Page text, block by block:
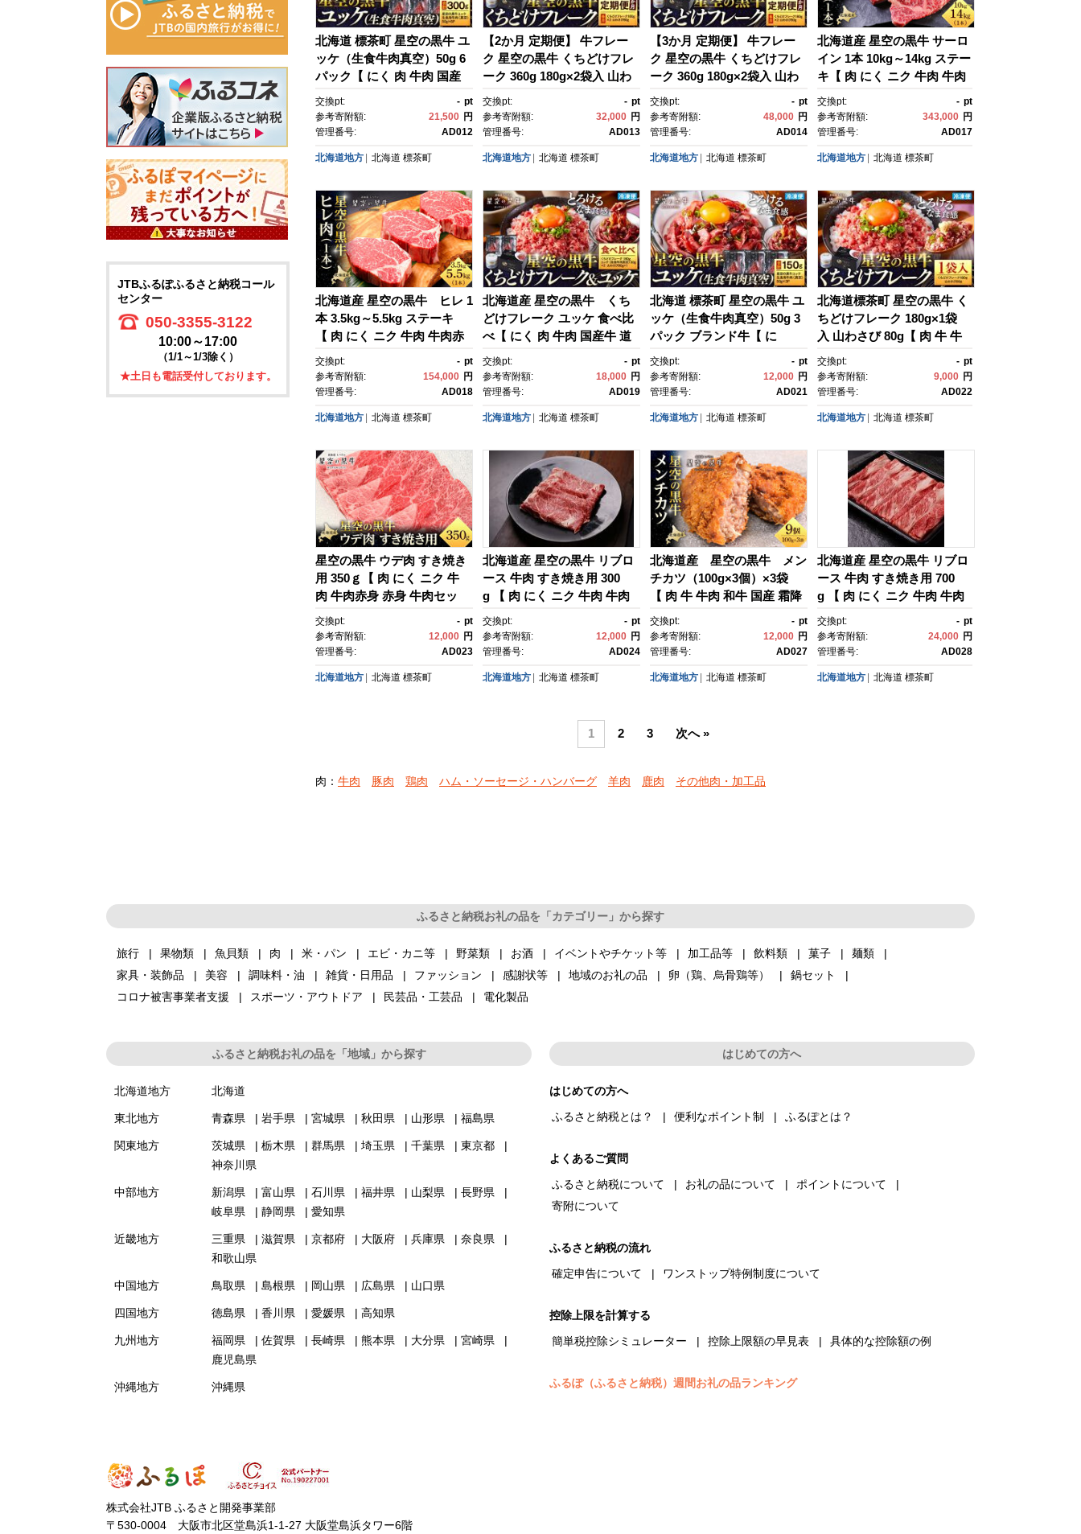
北海道 標茶町 星空の黒牛 ユ
ッケ（生食牛肉真空）50g 6
パック【 にく 肉 牛肉 国産
牛 道産牛 贅沢 真空 生食
用 標茶町 北海道 】
交換pt: - pt
参考寄附額:
21,500 円
管理番号:
AD012
北海道地方 北海道 標茶町
【2か月 定期便】 牛フレー
ク 星空の黒牛 くちどけフレ
ーク 360g 180g×2袋入 山わ
さび 80g【 肉 牛 牛肉 和
牛 国産 霜降り 冷凍 どんぶ
り 丼 人気 ちらし寿司 冷
牛 トロ ふりかけ 標茶町 北海
交換pt: - pt
参考寄附額:
32,000 円
管理番号:
AD013
北海道地方 北海道 標茶町
【3か月 定期便】 牛フレー
ク 星空の黒牛 くちどけフレ
ーク 360g 180g×2袋入 山わ
さび 80g【 肉 牛 牛肉 和
牛 国産 霜降り 冷凍 どんぶ
り 丼 人気 ちらし寿司 冷
牛 トロ ふりかけ 標茶町 北海
交換pt: - pt
参考寄附額:
48,000 円
管理番号:
AD014
北海道地方 北海道 標茶町
北海道産 星空の黒牛 サーロ
イン 1本 10kg～14kg ステー
キ【 肉 にく ニク 牛肉 牛肉
赤身 赤身 牛肉セット バーベ
キュー 冷凍牛肉 贅沢牛肉 国
産牛肉 北海道産牛肉 道産牛
茶町 北海道 】
交換pt: - pt
参考寄附額:
343,000 円
管理番号:
AD017
北海道地方 北海道 標茶町
北海道産 星空の黒牛 ヒレ 1
本 3.5kg～5.5kg ステーキ
【 肉 にく ニク 牛肉 牛肉赤
身 赤身 牛肉セット バーベキ
ュー 冷凍牛肉 贅沢牛肉 国産
牛肉 北海道産牛肉 道産牛
町 北海道 】
交換pt: - pt
参考寄附額:
154,000 円
管理番号:
AD018
北海道地方 北海道 標茶町
北海道産 星空の黒牛 くち
どけフレーク ユッケ 食べ比
べ【 にく 肉 牛肉 国産牛 道
産牛 贅沢 真空 生食用 標茶
町 北海道 】
交換pt: - pt
参考寄附額:
18,000 円
管理番号:
AD019
北海道地方 北海道 標茶町
北海道 標茶町 星空の黒牛 ユ
ッケ（生食牛肉真空）50g 3
パック ブランド牛【 に
く 肉 牛肉 国産牛 道産牛 贅
沢 真空 生食用 標茶町 北海
道 】
交換pt: - pt
参考寄附額:
12,000 円
管理番号:
AD021
北海道地方 北海道 標茶町
北海道標茶町 星空の黒牛 く
ちどけフレーク 180g×1袋
入 山わさび 80g【 肉 牛 牛
肉 和牛 国産 霜降り 冷凍 ど
んぶり 丼 人気 ちらし寿
司 冷凍 ギフト 取り寄せ 国
町 北海道 】
交換pt: - pt
参考寄附額:
9,000 円
管理番号:
AD022
北海道地方 北海道 標茶町
星空の黒牛 ウデ肉 すき焼き
用 350ｇ【 肉 にく ニク 牛
肉 牛肉赤身 赤身 牛肉セッ
ト バーベキュー 冷凍牛肉 贅
沢牛肉 国産牛肉 北海道産牛
肉 道産牛肉 簡単 お手軽 特製
交換pt: - pt
参考寄附額:
12,000 円
管理番号:
AD023
北海道地方 北海道 標茶町
北海道産 星空の黒牛 リブロ
ース 牛肉 すき焼き用 300
g 【 肉 にく ニク 牛肉 牛肉
赤身 赤身 牛肉セット バーベ
キュー 冷凍牛肉 贅沢牛肉 国
産牛肉 北海道産牛肉 道産牛
町 北海道 】
交換pt: - pt
参考寄附額:
12,000 円
管理番号:
AD024
北海道地方 北海道 標茶町
北海道産 星空の黒牛 メン
チカツ（100g×3個）×3袋
【 肉 牛 牛肉 和牛 国産 霜降
り 冷凍 惣菜 常備食 標茶
町 北海道 】
交換pt: - pt
参考寄附額:
12,000 円
管理番号:
AD027
北海道地方 北海道 標茶町
北海道産 星空の黒牛 リブロ
ース 牛肉 すき焼き用 700
g 【 肉 にく ニク 牛肉 牛肉
赤身 赤身 牛肉セット バーベ
キュー 冷凍牛肉 贅沢牛肉 国
産牛肉 北海道産牛肉 道産牛
茶町 北海道 】
交換pt: - pt
参考寄附額:
24,000 円
管理番号:
AD028
北海道地方 北海道 標茶町
1 2 3 次へ »
肉： 牛肉 豚肉 鶏肉 ハム・ソーセージ・ハンバーグ 羊肉 鹿肉 その他肉・加工品
JTBふるぽふるさと納税コール
センター
050-3355-3122
10:00～17:00
（1/1～1/3除く）
★土日も電話受付しております。
ふるさと納税お礼の品を「カテゴリー」から探す
旅行 果物類 魚貝類 肉 米・パン エビ・カニ等 野菜類 お酒 イベントやチケット等 加工品等 飲料類 菓子
麺類
家具・装飾品
美容 調味料・油 雑貨・日用品 ファッション 感謝状等 地域のお礼の品 卵（鶏、烏骨鶏等）
鍋セット
コロナ被害事業者支援
スポーツ・アウトドア 民芸品・工芸品 電化製品
ふるさと納税お礼の品を「地域」から探す
北海道地方 北海道
東北地方 青森県 岩手県 宮城県 秋田県 山形県 福島県
関東地方 茨城県 栃木県 群馬県 埼玉県 千葉県
東京都
神奈川県
中部地方 新潟県 富山県 石川県 福井県 山梨県
長野県
岐阜県
静岡県 愛知県
近畿地方 三重県 滋賀県 京都府 大阪府 兵庫県
奈良県
和歌山県
中国地方 鳥取県 島根県 岡山県 広島県 山口県
四国地方 徳島県 香川県 愛媛県 高知県
九州地方 福岡県 佐賀県 長崎県 熊本県 大分県
宮崎県
鹿児島県
沖縄地方 沖縄県
はじめての方へ
はじめての方へ
ふるさと納税とは？
便利なポイント制 ふるぽとは？
よくあるご質問
ふるさと納税について
お礼の品について
ポイントについて
寄附について
ふるさと納税の流れ
確定申告について
ワンストップ特例制度について
控除上限を計算する
簡単税控除シミュレーター
控除上限額の早見表 具体的な控除額の例
ふるぽ（ふるさと納税）週間お礼の品ランキング
株式会社JTB ふるさと開発事業部
〒530-0004 大阪市北区堂島浜1-1-27 大阪堂島浜タワー6階